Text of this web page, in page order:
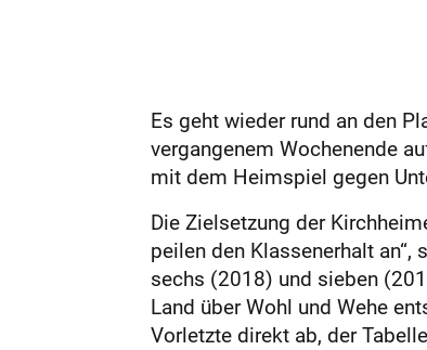
Es geht wieder rund an den
vergangenem Wochenende
mit dem Heimspiel gegen
Die Zielsetzung der
peilen den Klassenerhalt
sechs (2018) und sieben
Land über Wohl und Wehe
Vorletzte direkt ab, der